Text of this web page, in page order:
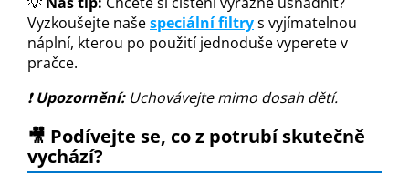
Vyzkoušejte našespeciální filtrys vyjímatelnou
náplní, kterou po použití jednoduše vyperete v
pračce.
❗Upozornění:Uchovávejte mimo dosah dětí.
🎥 Podívejte se, co z potrubí skutečně
vychází?